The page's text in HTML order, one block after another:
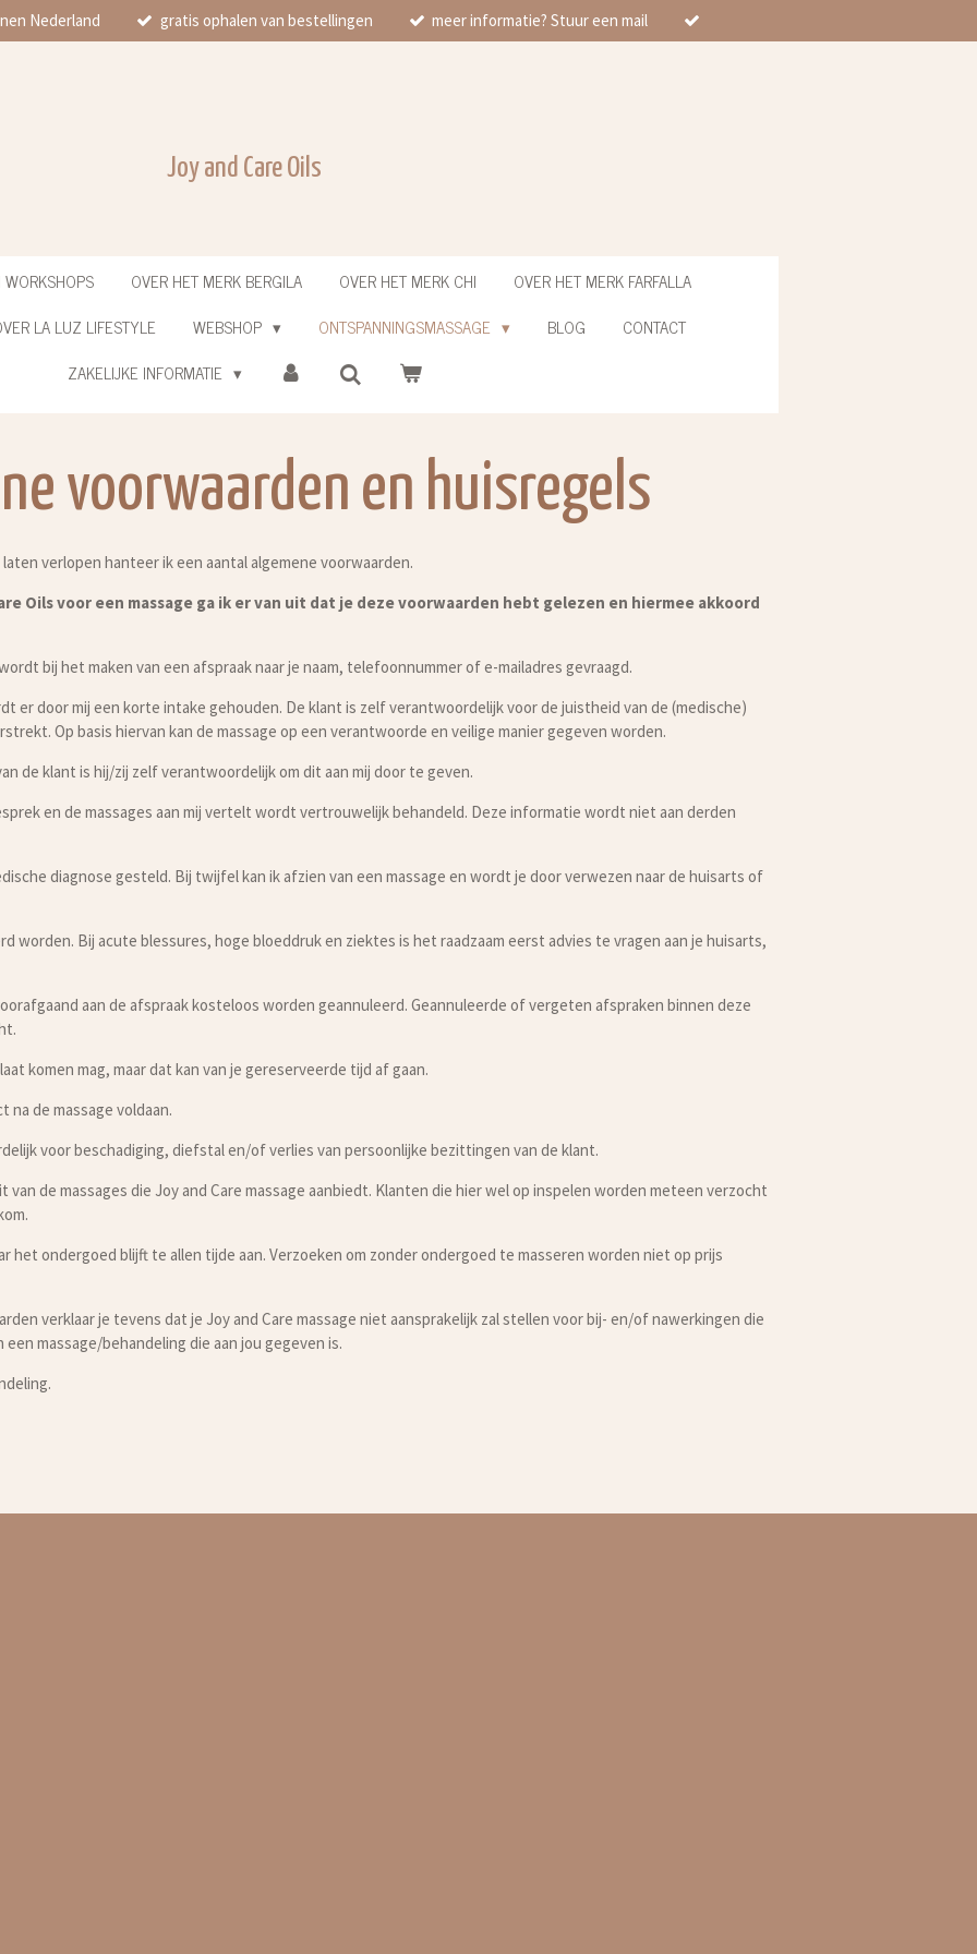
Nederland gratis ophalen van bestellingen meer informatie? Stuur een mail
Joy and Care Oils
OVER HET MERK BERGILA OVER HET MERK CHI
OVER HET MERK FARFALLA
LA LUZ LIFESTYLE WEBSHOP ONTSPANNINGSMASSAGE BLOG
CONTACT
ZAKELIJKE INFORMATIE
voorwaarden en huisregels
verlopen hanteer ik een aantal algemene voorwaarden.
Oils voor een massage ga ik er van uit dat je deze voorwaarden hebt gelezen en hiermee akkoord
bij het maken van een afspraak naar je naam, telefoonnummer of e-mailadres gevraagd.
er door mij een korte intake gehouden. De klant is zelf verantwoordelijk voor de juistheid van de (medische)
Op basis hiervan kan de massage op een verantwoorde en veilige manier gegeven worden.
de klant is hij/zij zelf verantwoordelijk om dit aan mij door te geven.
en de massages aan mij vertelt wordt vertrouwelijk behandeld. Deze informatie wordt niet aan derden
diagnose gesteld. Bij twijfel kan ik afzien van een massage en wordt je door verwezen naar de huisarts of
worden. Bij acute blessures, hoge bloeddruk en ziektes is het raadzaam eerst advies te vragen aan je huisarts,
aan de afspraak kosteloos worden geannuleerd. Geannuleerde of vergeten afspraken binnen deze
komen mag, maar dat kan van je gereserveerde tijd af gaan.
de massage voldaan.
voor beschadiging, diefstal en/of verlies van persoonlijke bezittingen van de klant.
van de massages die Joy and Care massage aanbiedt. Klanten die hier wel op inspelen worden meteen verzocht
het ondergoed blijft te allen tijde aan. Verzoeken om zonder ondergoed te masseren worden niet op prijs
verklaar je tevens dat je Joy and Care massage niet aansprakelijk zal stellen voor bij- en/of nawerkingen die
massage/behandeling die aan jou gegeven is.